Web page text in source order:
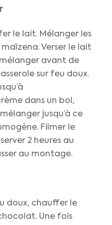
le lait. Mélanger les
maïzena. Verser le lait
avant de
sur feu doux.
dans un bol,
jusqu’à ce
Filmer le
2 heures au
au montage.
doux, chauffer le
Une fois